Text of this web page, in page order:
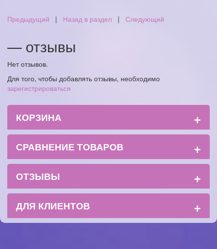
Предыдущий | Назад в раздел | Следующий
— отзывы
Нет отзывов.
Для того, чтобы добавлять отзывы, необходимо
зарегистрироваться
КОРЗИНА +
СРАВНЕНИЕ ТОВАРОВ +
ОТЗЫВЫ +
ДЛЯ КЛИЕНТОВ +